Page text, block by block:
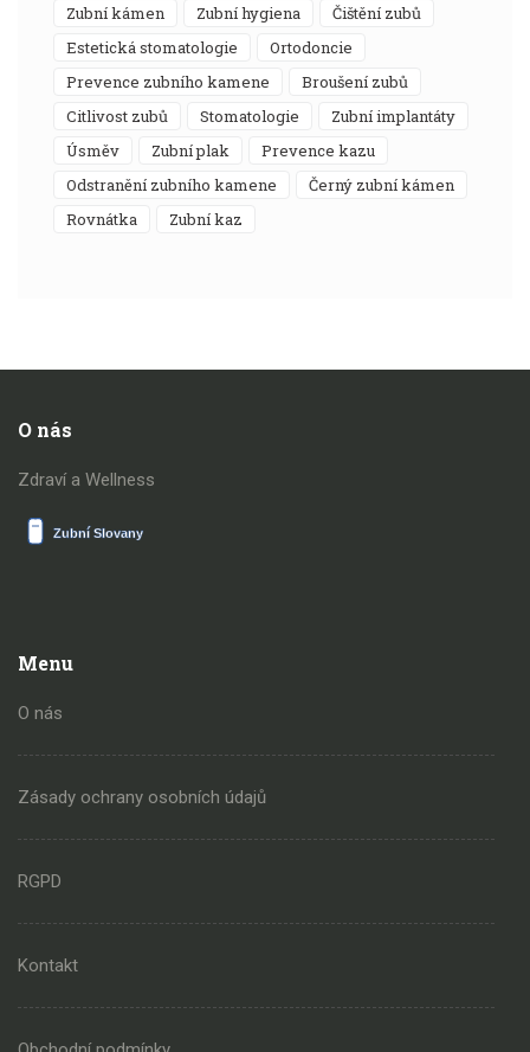
zubní kámen
zubní hygiena
čištění zubů
estetická stomatologie
ortodoncie
prevence zubního kamene
broušení zubů
citlivost zubů
stomatologie
zubní implantáty
úsměv
zubní plak
prevence kazu
odstranění zubního kamene
černý zubní kámen
rovnátka
zubní kaz
O nás
Zdraví a Wellness
Menu
O nás
Zásady ochrany osobních údajů
RGPD
Kontakt